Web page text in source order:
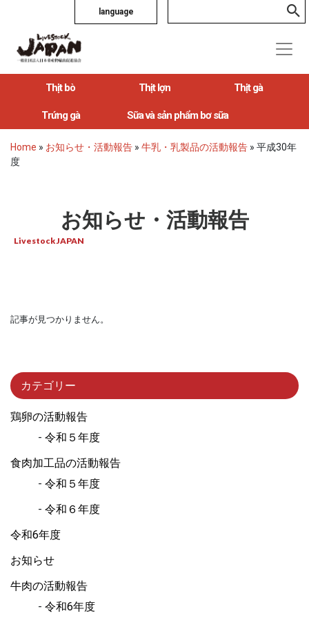
language
Thịt bò Thịt lợn Thịt gà
Trứng gà Sữa và sản phẩm bơ sữa
Home » お知らせ・活動報告 » 牛乳・乳製品の活動報告 » 平成30年
度
お知らせ・活動報告
Livestock JAPAN
記事が見つかりません。
カテゴリー
鶏卵の活動報告
令和５年度
食肉加工品の活動報告
令和５年度
令和６年度
令和6年度
お知らせ
牛肉の活動報告
令和6年度